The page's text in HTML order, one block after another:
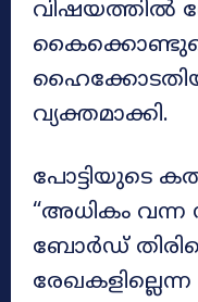
വിഷയത്തിൽ
വ്യക്തമാക്കി.
പോട്ടിയുടെ
“അധികം വന്ന
ബോർഡ്